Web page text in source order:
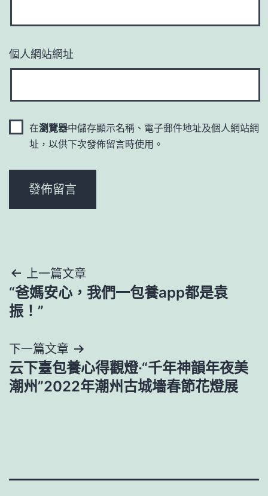
個人網站網址
在瀏覽器中儲存顯示名稱、電子郵件地址及個人網站網
址，以供下次發佈留言時使用。
文
章
覽
上一篇文章
“爸媽安心，我們一包養app都是袁
振！”
下一篇文章
云下臺包養心得觀燈·“千年神韻年夜美
潮州”2022年潮州古城墻春節花燈展